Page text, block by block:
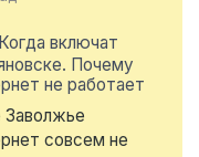
Когда включат
Почему
не работает
Заволжье
совсем не